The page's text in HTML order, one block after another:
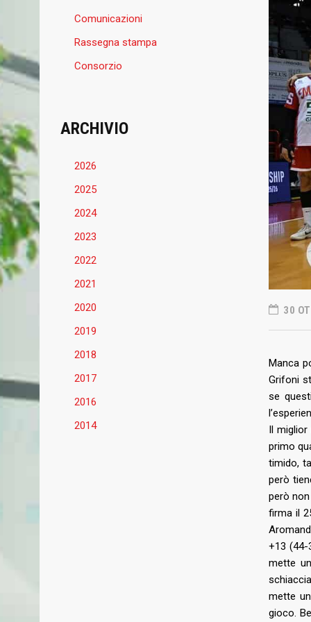
30
Manca
Grifoni
se
Il
primo
timido,
però
però
firma il
+13 (44-
mette
mette
gioco.
Comunicazioni
Rassegna stampa
Consorzio
ARCHIVIO
2026
2025
2024
2023
2022
2021
2020
2019
2018
2017
2016
2014